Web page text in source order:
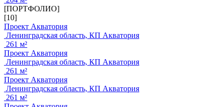
[ПОРТФОЛИО]
[10]
Проект Акватория
Ленинградская область, КП Акватория
261 м²
Проект Акватория
Ленинградская область, КП Акватория
261 м²
Проект Акватория
Ленинградская область, КП Акватория
261 м²